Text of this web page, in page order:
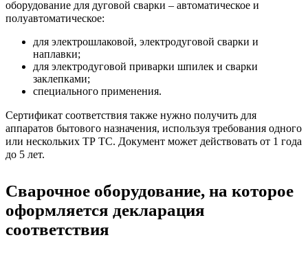
оборудование для дуговой сварки – автоматическое и
полуавтоматическое:
для электрошлаковой, электродуговой сварки и
наплавки;
для электродуговой приварки шпилек и сварки
заклепками;
специального применения.
Сертификат соответствия также нужно получить для
аппаратов бытового назначения, используя требования одного
или нескольких ТР ТС. Документ может действовать от 1 года
до 5 лет.
Сварочное оборудование, на которое
оформляется декларация
соответствия